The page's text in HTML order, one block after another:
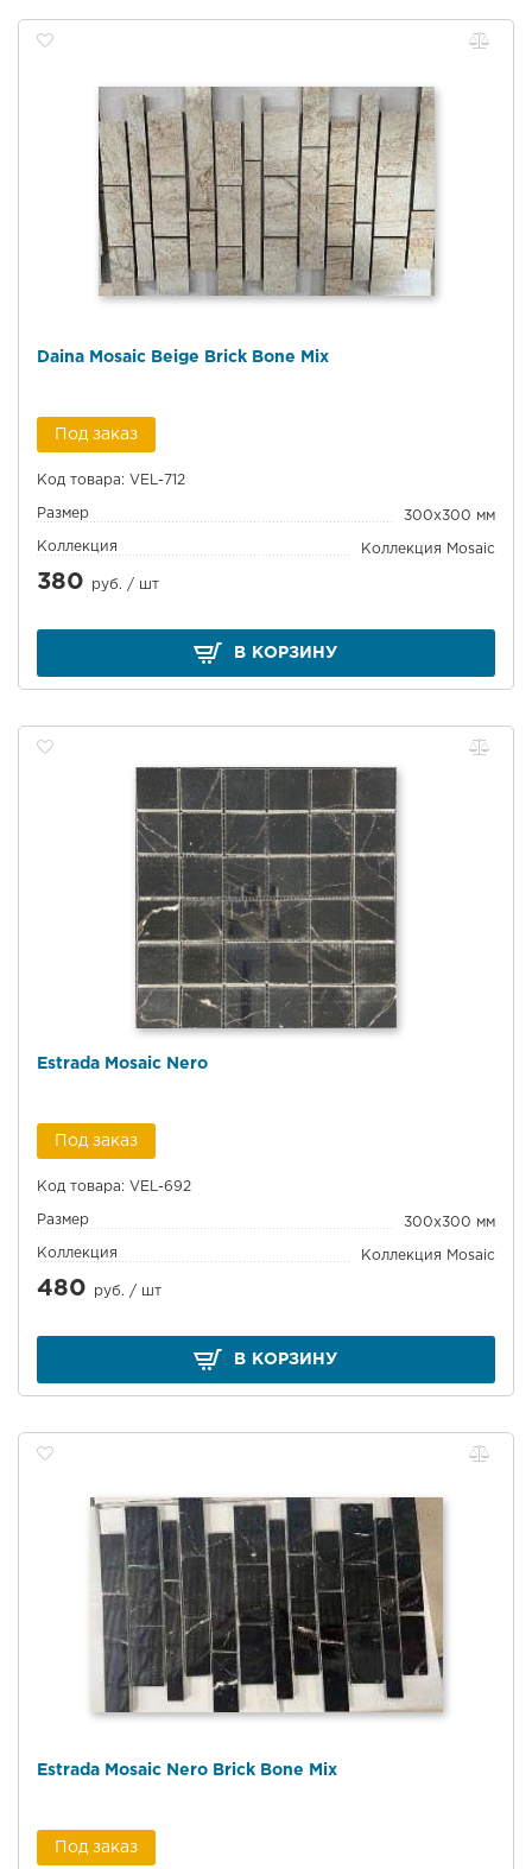
Daina Mosaic Beige Brick Bone Mix
Под заказ
Код товара: VEL-712
Размер 300x300 мм
Коллекция Коллекция Mosaic
380 руб. / шт
В КОРЗИНУ
Estrada Mosaic Nero
Под заказ
Код товара: VEL-692
Размер 300x300 мм
Коллекция Коллекция Mosaic
480 руб. / шт
В КОРЗИНУ
Estrada Mosaic Nero Brick Bone Mix
Под заказ